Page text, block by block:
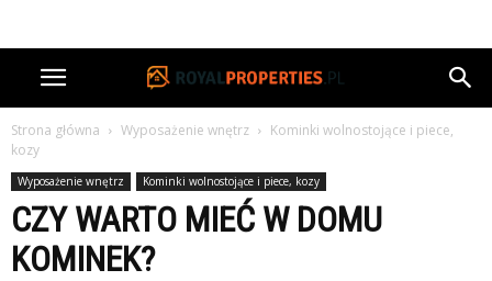
Strona główna Wyposażenie wnętrz
Kominki wolnostojące i piece,
kozy
Wyposażenie wnętrz Kominki wolnostojące i piece, kozy
CZY WARTO MIEĆ W DOMU
KOMINEK?